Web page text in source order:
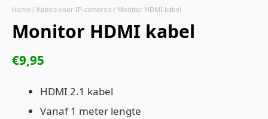
Home / Kabels voor IP-camera's / Monitor HDMI kabel
Monitor HDMI kabel
€9,95
HDMI 2.1 kabel
Vanaf 1 meter lengte
aantal